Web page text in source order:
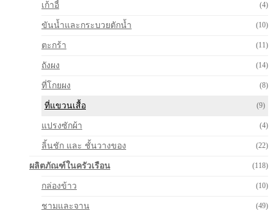
เก้าอี้ (4)
ขันน้ำและกระบวยตักน้ำ (10)
ตะกร้า (11)
ถังผง (14)
ที่โกยผง (8)
ที่แขวนเสื้อ (9)
แปรงซักผ้า (4)
ลิ้นชัก และ ชั้นวางของ (22)
ผลิตภัณฑ์ในครัวเรือน (118)
กล่องข้าว (10)
ชามและจาน (49)